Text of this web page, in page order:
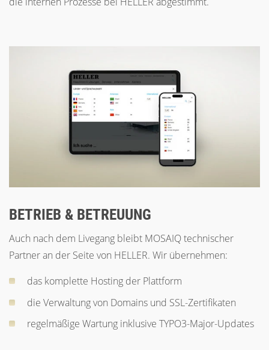
BETRIEB & BETREUUNG
Auch nach dem Livegang bleibt MOSAIQ technischer
Partner an der Seite von HELLER. Wir übernehmen:
das komplette Hosting der Plattform
die Verwaltung von Domains und SSL-Zertifikaten
regelmäßige Wartung inklusive TYPO3-Major-Updates